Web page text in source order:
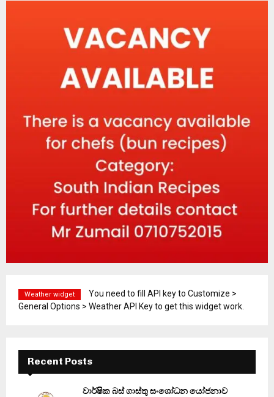
Weather widget
You need to fill API key to Customize >
General Options > Weather API Key to get this widget work.
Recent Posts
වාර්ෂික බස් ගාස්තු සංශෝධන යෝජනාව